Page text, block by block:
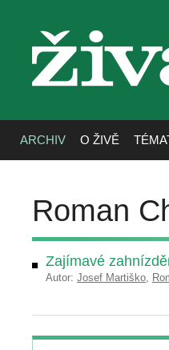
živa
ARCHIV O ŽIVĚ
Roman
Zajímavé
Autor: Josef Martiško,